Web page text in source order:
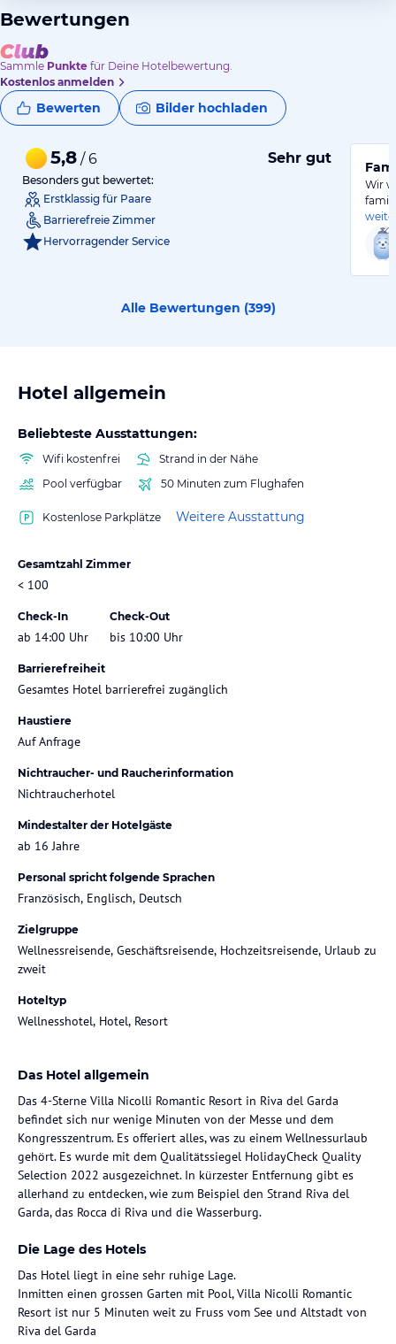
Bewertungen
Sammle Punkte für Deine Hotelbewertung.
Kostenlos anmelden
Bewerten Bilder hochladen
5,8 / 6 Sehr gut
Besonders gut bewertet:
Erstklassig für Paare
Barrierefreie Zimmer
Hervorragender Service
Wir
Alle Bewertungen (399)
Hotel allgemein
Beliebteste Ausstattungen:
Wifi kostenfrei
Strand in der Nähe
Pool verfügbar
50 Minuten zum Flughafen
Kostenlose Parkplätze Weitere Ausstattung
Gesamtzahl Zimmer
< 100
Check-In
ab 14:00 Uhr
Check-Out
bis 10:00 Uhr
Barrierefreiheit
Gesamtes Hotel barrierefrei zugänglich
Haustiere
Auf Anfrage
Nichtraucher- und Raucherinformation
Nichtraucherhotel
Mindestalter der Hotelgäste
ab 16 Jahre
Personal spricht folgende Sprachen
Französisch, Englisch, Deutsch
Zielgruppe
Wellnessreisende, Geschäftsreisende, Hochzeitsreisende, Urlaub zu
zweit
Hoteltyp
Wellnesshotel, Hotel, Resort
Das Hotel allgemein
Das 4-Sterne Villa Nicolli Romantic Resort in Riva del Garda
befindet sich nur wenige Minuten von der Messe und dem
Kongresszentrum. Es offeriert alles, was zu einem Wellnessurlaub
gehört. Es wurde mit dem Qualitätssiegel HolidayCheck Quality
Selection 2022 ausgezeichnet. In kürzester Entfernung gibt es
allerhand zu entdecken, wie zum Beispiel den Strand Riva del
Garda, das Rocca di Riva und die Wasserburg.
Die Lage des Hotels
Das Hotel liegt in eine sehr ruhige Lage.
Inmitten einen grossen Garten mit Pool, Villa Nicolli Romantic
Resort ist nur 5 Minuten weit zu Fruss vom See und Altstadt von
Riva del Garda